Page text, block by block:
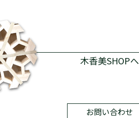
木香美SHOPへ
お問い合わせ